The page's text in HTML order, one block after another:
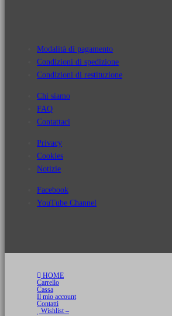
Modalità di pagamento
Condizioni di spedizione
Condizioni di restituzione
Chi siamo
FAQ
Contattaci
Privacy
Cookies
Notizie
Facebook
YouTube Channel
HOME
Carrello
Cassa
Il mio account
Contatti
Wishlist –